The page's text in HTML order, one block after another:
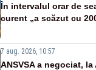
În intervalul orar de
curent „a scăzut cu
7 aug. 2026, 10:57
ANSVSA a negociat,